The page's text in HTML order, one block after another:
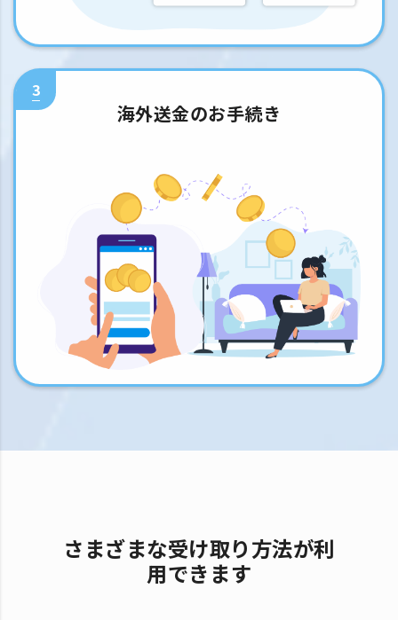
3
海外送金のお手続き
さまざまな受け取り方法が利
用できます